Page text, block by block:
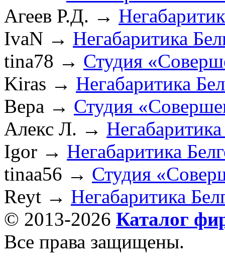
Агеев Р.Д. →
IvaN → Негабаритика
tina78 → Студия
Kiras → Негабаритика
Вера → Студия
Алекс Л. →
Igor → Негабаритика
tinaa56 → Студия
Reyt → Негабаритика
© 2013-2026 Каталог
Все права защищены.